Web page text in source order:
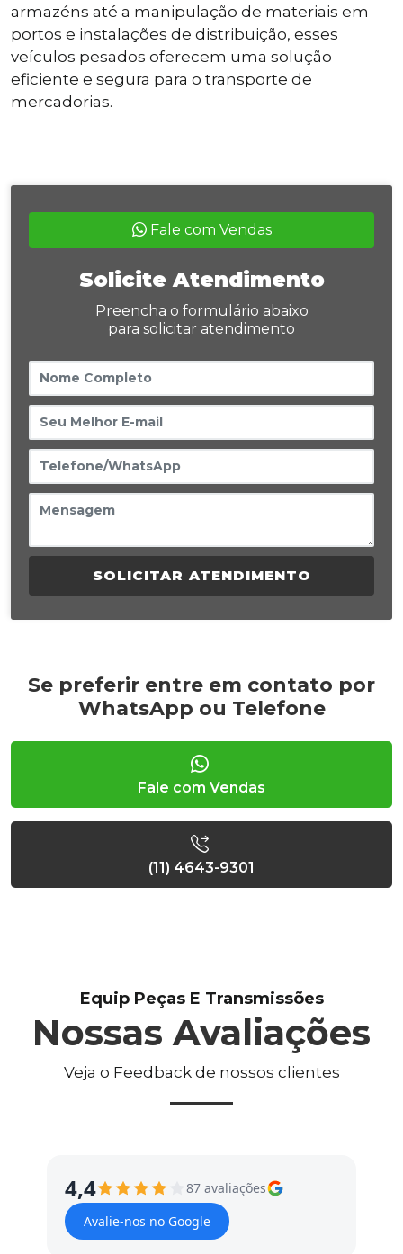
armazéns até a manipulação de materiais em
portos e instalações de distribuição, esses
veículos pesados oferecem uma solução
eficiente e segura para o transporte de
mercadorias.
Fale com Vendas
Solicite Atendimento
Preencha o formulário abaixo
para solicitar atendimento
SOLICITAR ATENDIMENTO
Se preferir entre em contato por
WhatsApp ou Telefone
Fale com Vendas
(11) 4643-9301
Equip Peças E Transmissões
Nossas Avaliações
Veja o Feedback de nossos clientes
4,4
87 avaliações
Avalie-nos no Google